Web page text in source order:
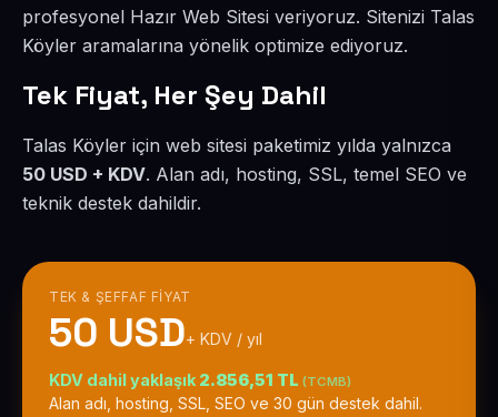
profesyonel Hazır Web Sitesi veriyoruz. Sitenizi Talas
Köyler aramalarına yönelik optimize ediyoruz.
Tek Fiyat, Her Şey Dahil
Talas Köyler için web sitesi paketimiz yılda yalnızca
50 USD + KDV. Alan adı, hosting, SSL, temel SEO ve
teknik destek dahildir.
TEK & ŞEFFAF FIYAT
50 USD+ KDV / yıl
KDV dahil yaklaşık 2.856,51 TL (TCMB)
Alan adı, hosting, SSL, SEO ve 30 gün destek dahil.